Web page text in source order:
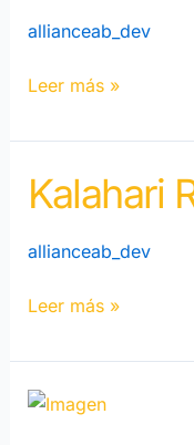
allianceab_dev
Nueva
Leer más »
Kalahari
allianceab_dev
Kalahari
Resorts
Leer más »
La